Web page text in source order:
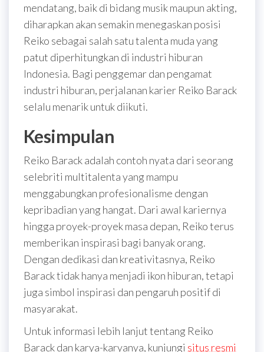
mendatang, baik di bidang musik maupun akting,
diharapkan akan semakin menegaskan posisi
Reiko sebagai salah satu talenta muda yang
patut diperhitungkan di industri hiburan
Indonesia. Bagi penggemar dan pengamat
industri hiburan, perjalanan karier Reiko Barack
selalu menarik untuk diikuti.
Kesimpulan
Reiko Barack adalah contoh nyata dari seorang
selebriti multitalenta yang mampu
menggabungkan profesionalisme dengan
kepribadian yang hangat. Dari awal kariernya
hingga proyek-proyek masa depan, Reiko terus
memberikan inspirasi bagi banyak orang.
Dengan dedikasi dan kreativitasnya, Reiko
Barack tidak hanya menjadi ikon hiburan, tetapi
juga simbol inspirasi dan pengaruh positif di
masyarakat.
Untuk informasi lebih lanjut tentang Reiko
Barack dan karya-karyanya, kunjungi situs resmi